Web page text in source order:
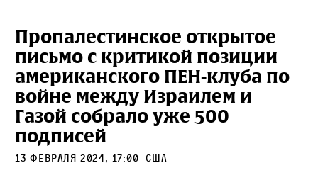
Пропалестинское открытое
письмо с критикой позиции
американского ПЕН-клуба по
войне между Израилем и
Газой собрало уже 500
подписей
13 февраля 2024, 17:00 сша